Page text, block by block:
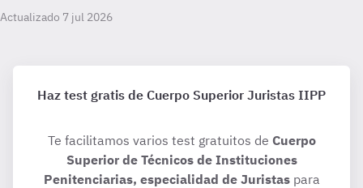
Actualizado 7 jul 2026
Haz test gratis de Cuerpo Superior Juristas IIPP
Te facilitamos varios test gratuitos de Cuerpo
Superior de Técnicos de Instituciones
Penitenciarias, especialidad de Juristaspara